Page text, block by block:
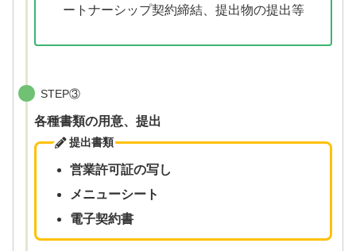
ートナーシップ契約締結、提出物の提出等
STEP③
各種書類の用意、提出
提出書類
営業許可証の写し
メニューシート
電子契約書